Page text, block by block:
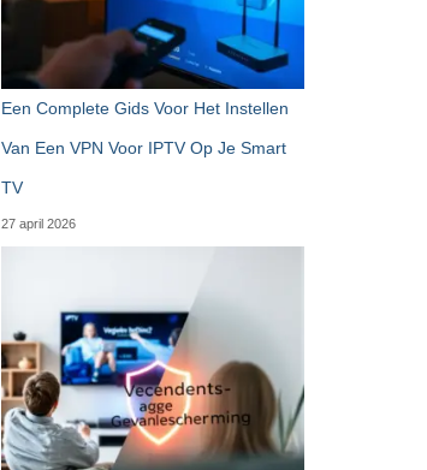
Een Complete Gids Voor Het Instellen
Van Een VPN Voor IPTV Op Je Smart
TV
27 april 2026